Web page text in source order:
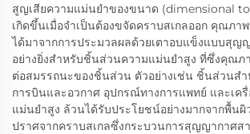
สูญเสียความแม่นยำของขนาด (dimensional
เกิดขึ้นเมื่อจำเป็นต้องขจัดคราบสเกลออก คุณภา
ได้มาจากการประมวลผลด้วยเตาอบแข็งแบบสุ
อย่างยิ่งสำหรับชิ้นส่วนความแม่นยำสูง ที่ซึ่งคุณภ
ต่อสมรรถนะของชิ้นส่วน ตัวอย่างเช่น ชิ้นส่วนส
การบินและอวกาศ อุปกรณ์ทางการแพทย์ และเค
แม่นยำสูง ล้วนได้รับประโยชน์อย่างมากจากพื้นผิ
ปราศจากคราบสเกลซึ่งกระบวนการสุญญากาศส